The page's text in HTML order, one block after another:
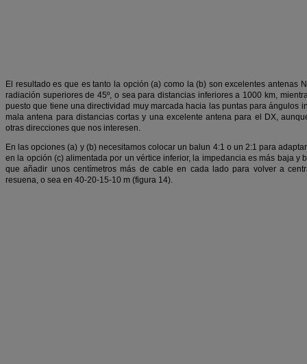
El resultado es que es tanto la opción (a) como la (b) son excelentes antenas
radiación superiores de 45º, o sea para distancias inferiores a 1000 km,
puesto que tiene una directividad muy marcada hacia las puntas para ángulos
mala antena para distancias cortas y una excelente antena para el DX,
otras direcciones que nos interesen.
En las opciones (a) y (b) necesitamos colocar un balun 4:1 o un 2:1 para
en la opción (c) alimentada por un vértice inferior, la impedancia es más baja y
que añadir unos centímetros más de cable en cada lado para volver a
resuena, o sea en 40-20-15-10 m (figura 14).